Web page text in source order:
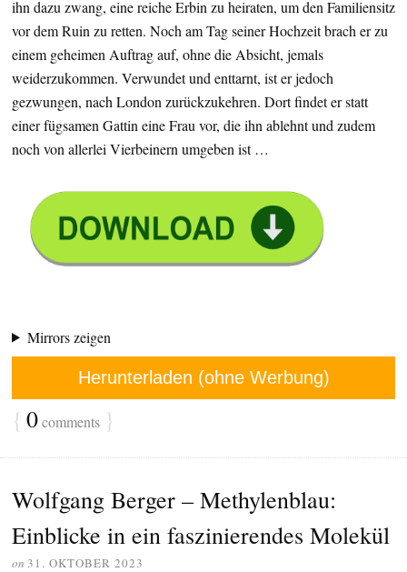
ihn dazu zwang, eine reiche Erbin zu heiraten, um den Familiensitz
vor dem Ruin zu retten. Noch am Tag seiner Hochzeit brach er zu
einem geheimen Auftrag auf, ohne die Absicht, jemals
weiderzukommen. Verwundet und enttarnt, ist er jedoch
gezwungen, nach London zurückzukehren. Dort findet er statt
einer fügsamen Gattin eine Frau vor, die ihn ablehnt und zudem
noch von allerlei Vierbeinern umgeben ist …
Mirrors zeigen
Herunterladen (ohne Werbung)
{ 0comments }
Wolfgang Berger – Methylenblau:
Einblicke in ein faszinierendes Molekül
on 31. OKTOBER 2023